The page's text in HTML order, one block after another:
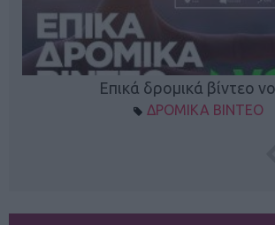
Επικά δρομικά βίντεο
ΔΡΟΜΙΚΑ ΒΙΝΤΕΟ